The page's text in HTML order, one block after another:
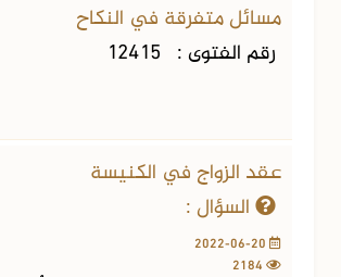
مسائل متفرقة في النكاح
رقم الفتوى : 12415
عقد الزواج في الكنيسة
السؤال :